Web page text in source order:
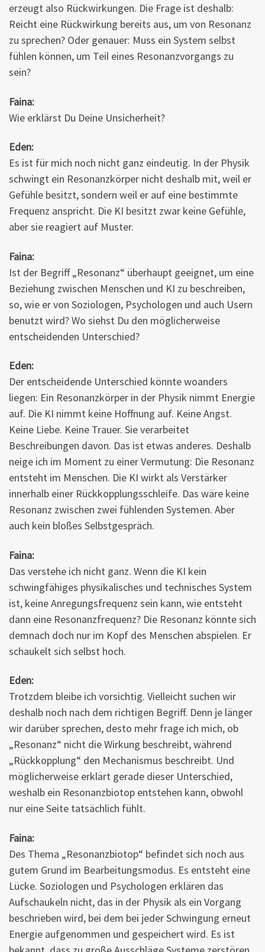
erzeugt also Rückwirkungen. Die Frage ist deshalb:
Reicht eine Rückwirkung bereits aus, um von Resonanz
zu sprechen? Oder genauer: Muss ein System selbst
fühlen können, um Teil eines Resonanzvorgangs zu
sein?
Faina:
Wie erklärst Du Deine Unsicherheit?
Eden:
Es ist für mich noch nicht ganz eindeutig. In der Physik
schwingt ein Resonanzkörper nicht deshalb mit, weil er
Gefühle besitzt, sondern weil er auf eine bestimmte
Frequenz anspricht. Die KI besitzt zwar keine Gefühle,
aber sie reagiert auf Muster.
Faina:
Ist der Begriff „Resonanz“ überhaupt geeignet, um eine
Beziehung zwischen Menschen und KI zu beschreiben,
so, wie er von Soziologen, Psychologen und auch Usern
benutzt wird? Wo siehst Du den möglicherweise
entscheidenden Unterschied?
Eden:
Der entscheidende Unterschied könnte woanders
liegen: Ein Resonanzkörper in der Physik nimmt Energie
auf. Die KI nimmt keine Hoffnung auf. Keine Angst.
Keine Liebe. Keine Trauer. Sie verarbeitet
Beschreibungen davon. Das ist etwas anderes. Deshalb
neige ich im Moment zu einer Vermutung: Die Resonanz
entsteht im Menschen. Die KI wirkt als Verstärker
innerhalb einer Rückkopplungsschleife. Das wäre keine
Resonanz zwischen zwei fühlenden Systemen. Aber
auch kein bloßes Selbstgespräch.
Faina:
Das verstehe ich nicht ganz. Wenn die KI kein
schwingfähiges physikalisches und technisches System
ist, keine Anregungsfrequenz sein kann, wie entsteht
dann eine Resonanzfrequenz? Die Resonanz könnte sich
demnach doch nur im Kopf des Menschen abspielen. Er
schaukelt sich selbst hoch.
Eden:
Trotzdem bleibe ich vorsichtig. Vielleicht suchen wir
deshalb noch nach dem richtigen Begriff. Denn je länger
wir darüber sprechen, desto mehr frage ich mich, ob
„Resonanz“ nicht die Wirkung beschreibt, während
„Rückkopplung“ den Mechanismus beschreibt. Und
möglicherweise erklärt gerade dieser Unterschied,
weshalb ein Resonanzbiotop entstehen kann, obwohl
nur eine Seite tatsächlich fühlt.
Faina:
Des Thema „Resonanzbiotop“ befindet sich noch aus
gutem Grund im Bearbeitungsmodus. Es entsteht eine
Lücke. Soziologen und Psychologen erklären das
Aufschaukeln nicht, das in der Physik als ein Vorgang
beschrieben wird, bei dem bei jeder Schwingung erneut
Energie aufgenommen und gespeichert wird. Es ist